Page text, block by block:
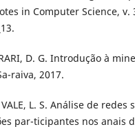
in Computer Science, v.
D. G. Introdução à
raiva, 2017.
L. S. Análise de redes
par-ticipantes nos anais